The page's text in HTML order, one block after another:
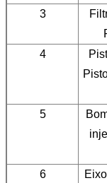
3
4
5
6